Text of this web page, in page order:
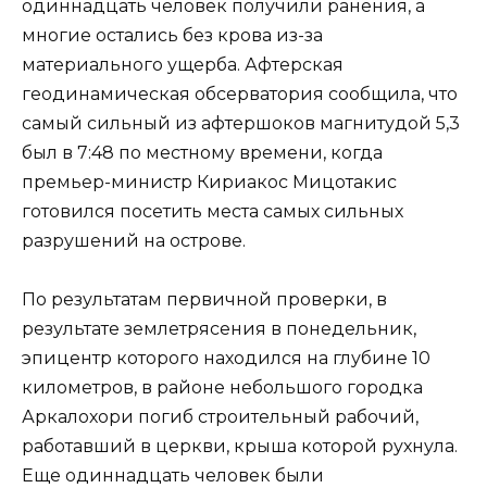
одиннадцать человек получили ранения, а
многие остались без крова из-за
материального ущерба. Афтерская
геодинамическая обсерватория сообщила, что
самый сильный из афтершоков магнитудой 5,3
был в 7:48 по местному времени, когда
премьер-министр Кириакос Мицотакис
готовился посетить места самых сильных
разрушений на острове.
По результатам первичной проверки, в
результате землетрясения в понедельник,
эпицентр которого находился на глубине 10
километров, в районе небольшого городка
Аркалохори погиб строительный рабочий,
работавший в церкви, крыша которой рухнула.
Еще одиннадцать человек были